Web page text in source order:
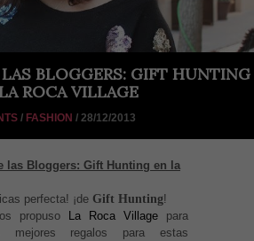
BLOGGERS: GIFT HUNTING
ROCA VILLAGE
/ FASHION / 28/12/2013
las Bloggers: Gift Hunting en la
perfecta! ¡de Gift Hunting!
propuso
La Roca Village para
mejores regalos para estas